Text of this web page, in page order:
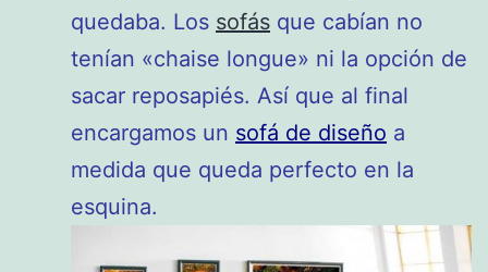
quedaba. Los sofás que cabían no
tenían «chaise longue» ni la opción de
sacar reposapiés. Así que al final
encargamos un sofá de diseño a
medida que queda perfecto en la
esquina.